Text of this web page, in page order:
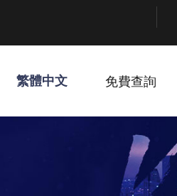
免費查詢
繁體中文